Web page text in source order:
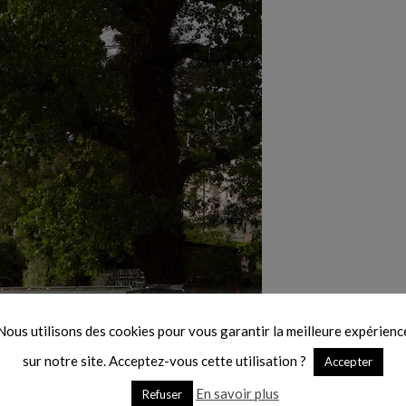
utilisons des cookies pour vous garantir la meilleure
sur notre site. Acceptez-vous cette utilisation ?
Accepter
Refuser En savoir plus